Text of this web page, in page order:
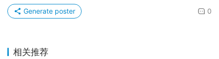
0
Generate poster
相关推荐